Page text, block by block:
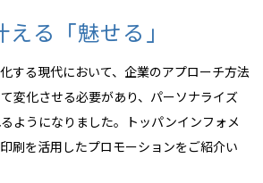
る「魅せる」
する現代において、企業のアプローチ方法
変化させる必要があり、パーソナライズ
ようになりました。トッパンインフォメ
刷を活用したプロモーションをご紹介い